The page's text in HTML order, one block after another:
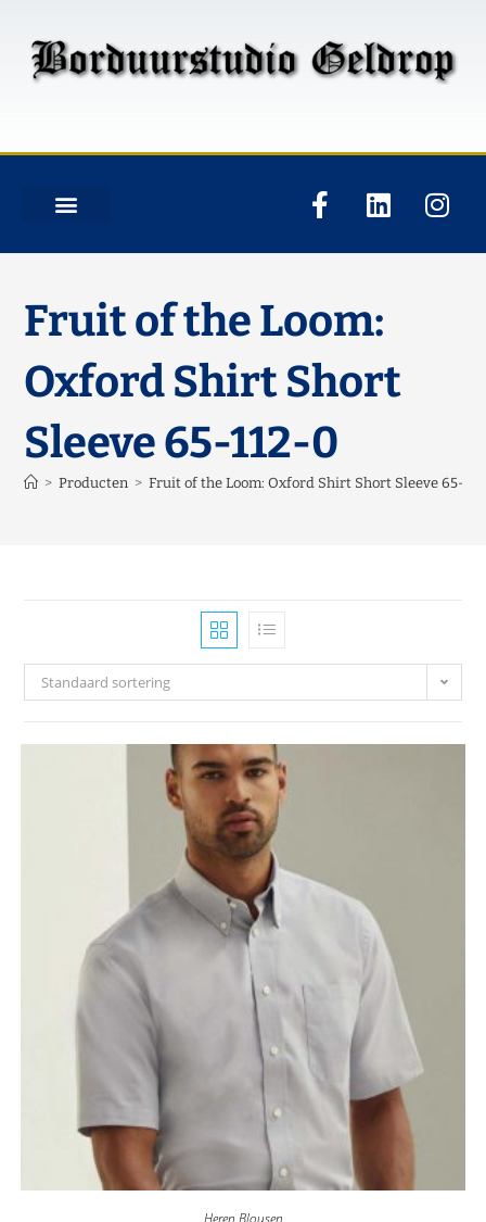
Fruit of the Loom:
Oxford Shirt Short
Sleeve 65-112-0
> Producten > Fruit of the Loom: Oxford Shirt Short Sleeve 65-
Standaard sortering
Heren Blousen